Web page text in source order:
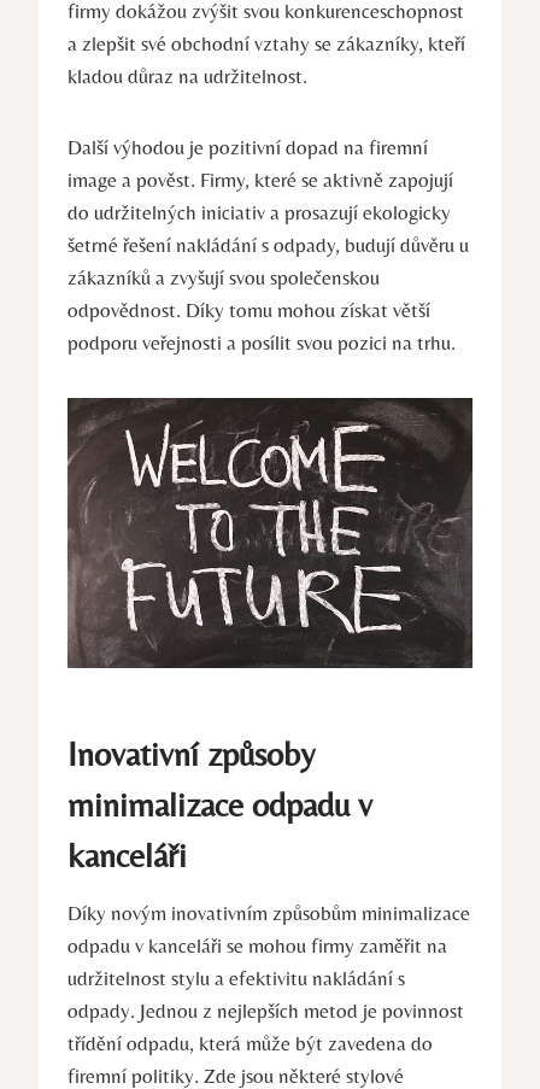
firmy dokážou zvýšit svou konkurenceschopnost
a zlepšit své obchodní vztahy se zákazníky, kteří
kladou důraz na udržitelnost.
Další výhodou je pozitivní dopad na firemní
image a pověst. Firmy, které se aktivně zapojují
do udržitelných iniciativ a prosazují ekologicky
šetrné řešení nakládání s odpady, budují důvěru u
zákazníků a zvyšují svou společenskou
odpovědnost. Díky tomu mohou získat větší
podporu veřejnosti a posílit svou pozici na trhu.
Inovativní způsoby
minimalizace odpadu v
kanceláři
Díky novým inovativním způsobům minimalizace
odpadu v kanceláři se mohou firmy zaměřit na
udržitelnost stylu a efektivitu nakládání s
odpady. Jednou z nejlepších metod je povinnost
třídění odpadu, která může být zavedena do
firemní politiky. Zde jsou některé stylové